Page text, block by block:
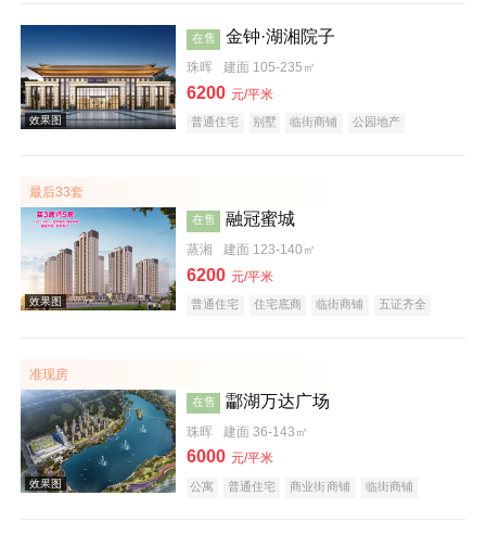
在售 金钟·湖湘院子
珠晖 建面 105-235㎡
6200 元/平米
普通住宅 别墅 临街商铺
公园地产
最后33套
在售 融冠蜜城
蒸湘 建面 123-140㎡
6200 元/平米
普通住宅 住宅底商 临街商铺 五证齐全
准现房
在售 酃湖万达广场
珠晖 建面 36-143㎡
6000 元/平米
公寓 普通住宅 商业街商铺
临街商铺